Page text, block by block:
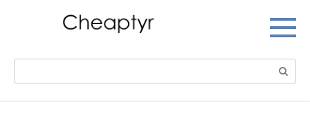
Поиск: